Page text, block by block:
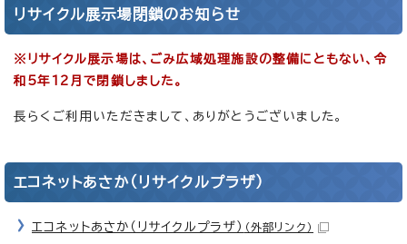
リサイクル展示場閉鎖のお知らせ
※リサイクル展示場は、ごみ広域処理施設の整備にともない、令
和5年12月で閉鎖しました。
長らくご利用いただきまして、ありがとうございました。
エコネットあさか（リサイクルプラザ）
エコネットあさか（リサイクルプラザ） （外部リンク）